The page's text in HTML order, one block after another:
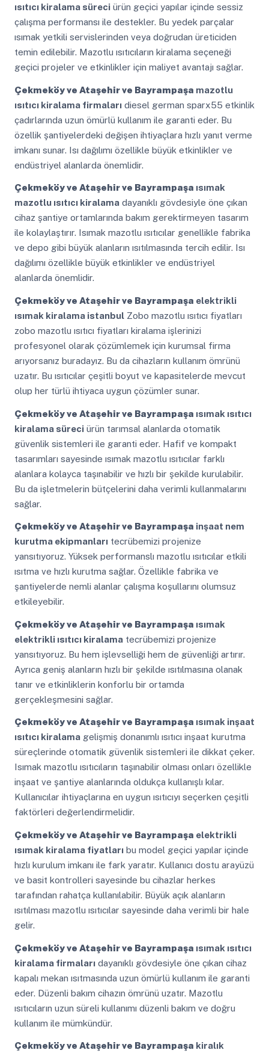
ısıtıcı kiralama süreciürün geçici yapılar içinde sessiz
çalışma performansı ile destekler. Bu yedek parçalar
ısımak yetkili servislerinden veya doğrudan üreticiden
temin edilebilir. Mazotlu ısıtıcıların kiralama seçeneği
geçici projeler ve etkinlikler için maliyet avantajı sağlar.
Çekmeköy ve Ataşehir ve Bayrampaşa mazotlu
ısıtıcı kiralama firmalarıdiesel german sparx55 etkinlik
çadırlarında uzun ömürlü kullanım ile garanti eder. Bu
özellik şantiyelerdeki değişen ihtiyaçlara hızlı yanıt verme
imkanı sunar. Isı dağılımı özellikle büyük etkinlikler ve
endüstriyel alanlarda önemlidir.
Çekmeköy ve Ataşehir ve Bayrampaşa ısımak
mazotlu ısıtıcı kiralamadayanıklı gövdesiyle öne çıkan
cihaz şantiye ortamlarında bakım gerektirmeyen tasarım
ile kolaylaştırır. Isımak mazotlu ısıtıcılar genellikle fabrika
ve depo gibi büyük alanların ısıtılmasında tercih edilir. Isı
dağılımı özellikle büyük etkinlikler ve endüstriyel
alanlarda önemlidir.
Çekmeköy ve Ataşehir ve Bayrampaşa elektrikli
ısımak kiralama istanbulZobo mazotlu ısıtıcı fiyatları
zobo mazotlu ısıtıcı fiyatları kiralama işlerinizi
profesyonel olarak çözümlemek için kurumsal firma
arıyorsanız buradayız. Bu da cihazların kullanım ömrünü
uzatır. Bu ısıtıcılar çeşitli boyut ve kapasitelerde mevcut
olup her türlü ihtiyaca uygun çözümler sunar.
Çekmeköy ve Ataşehir ve Bayrampaşa ısımak ısıtıcı
kiralama süreciürün tarımsal alanlarda otomatik
güvenlik sistemleri ile garanti eder. Hafif ve kompakt
tasarımları sayesinde ısımak mazotlu ısıtıcılar farklı
alanlara kolayca taşınabilir ve hızlı bir şekilde kurulabilir.
Bu da işletmelerin bütçelerini daha verimli kullanmalarını
sağlar.
Çekmeköy ve Ataşehir ve Bayrampaşa inşaat nem
kurutma ekipmanlarıtecrübemizi projenize
yansıtıyoruz. Yüksek performanslı mazotlu ısıtıcılar etkili
ısıtma ve hızlı kurutma sağlar. Özellikle fabrika ve
şantiyelerde nemli alanlar çalışma koşullarını olumsuz
etkileyebilir.
Çekmeköy ve Ataşehir ve Bayrampaşa ısımak
elektrikli ısıtıcı kiralamatecrübemizi projenize
yansıtıyoruz. Bu hem işlevselliği hem de güvenliği artırır.
Ayrıca geniş alanların hızlı bir şekilde ısıtılmasına olanak
tanır ve etkinliklerin konforlu bir ortamda
gerçekleşmesini sağlar.
Çekmeköy ve Ataşehir ve Bayrampaşa ısımak inşaat
ısıtıcı kiralamagelişmiş donanımlı ısıtıcı inşaat kurutma
süreçlerinde otomatik güvenlik sistemleri ile dikkat çeker.
Isımak mazotlu ısıtıcıların taşınabilir olması onları özellikle
inşaat ve şantiye alanlarında oldukça kullanışlı kılar.
Kullanıcılar ihtiyaçlarına en uygun ısıtıcıyı seçerken çeşitli
faktörleri değerlendirmelidir.
Çekmeköy ve Ataşehir ve Bayrampaşa elektrikli
ısımak kiralama fiyatlarıbu model geçici yapılar içinde
hızlı kurulum imkanı ile fark yaratır. Kullanıcı dostu arayüzü
ve basit kontrolleri sayesinde bu cihazlar herkes
tarafından rahatça kullanılabilir. Büyük açık alanların
ısıtılması mazotlu ısıtıcılar sayesinde daha verimli bir hale
gelir.
Çekmeköy ve Ataşehir ve Bayrampaşa ısımak ısıtıcı
kiralama firmalarıdayanıklı gövdesiyle öne çıkan cihaz
kapalı mekan ısıtmasında uzun ömürlü kullanım ile garanti
eder. Düzenli bakım cihazın ömrünü uzatır. Mazotlu
ısıtıcıların uzun süreli kullanımı düzenli bakım ve doğru
kullanım ile mümkündür.
Çekmeköy ve Ataşehir ve Bayrampaşa kiralık